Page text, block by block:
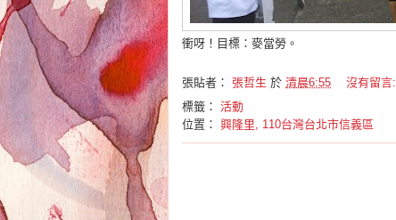
衝呀！目標：麥當勞。
張貼者： 張哲生 於 清晨6:55
沒有留言:
標籤： 活動
位置： 興隆里, 110台灣台北市信義區